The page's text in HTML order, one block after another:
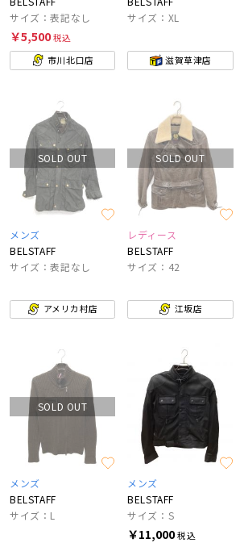
サイズ：表記なし
￥5,500税込
市川北口店
サイズ：XL
滋賀草津店
SOLD OUT
メンズ
BELSTAFF
サイズ：表記なし
アメリカ村店
SOLD OUT
レディース
BELSTAFF
サイズ：42
江坂店
SOLD OUT
メンズ
BELSTAFF
サイズ：L
メンズ
BELSTAFF
サイズ：S
￥11,000税込